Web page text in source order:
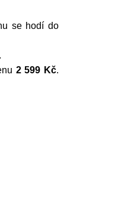
se hodí do
2 599 Kč.